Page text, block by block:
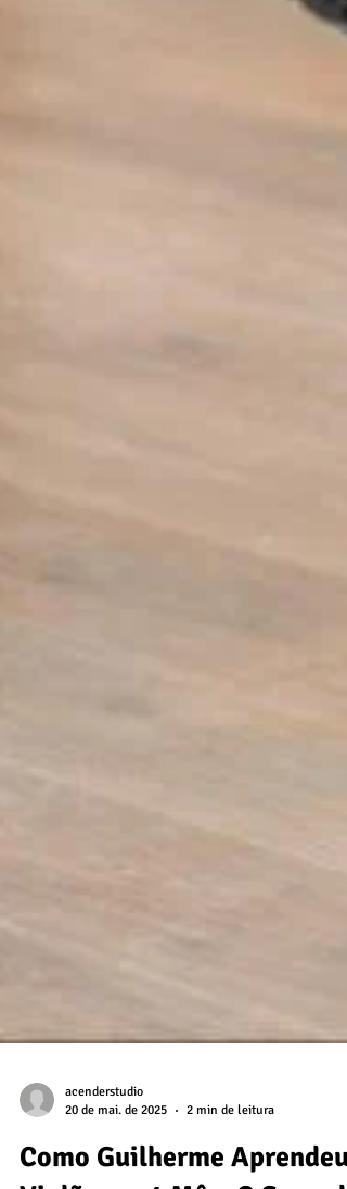
acenderstudio
20 de mai. de 2025
2 min de leitura